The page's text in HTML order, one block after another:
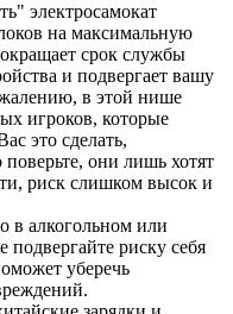
электросамокат
на максимальную
срок службы
и подвергает вашу
в этой нише
игроков, которые
это сделать,
поверьте, они лишь хотят
риск слишком высок и
в алкогольном или
подвергайте риску себя
уберечь